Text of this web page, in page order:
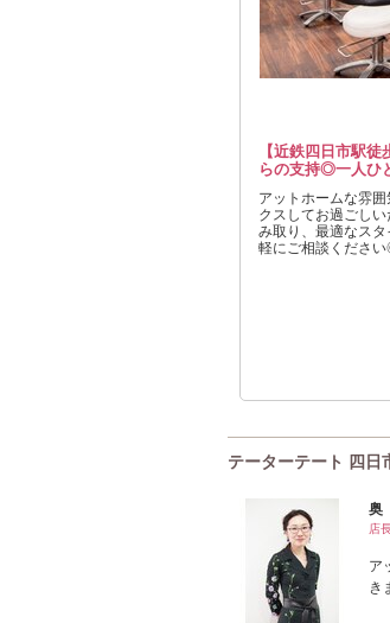
【近鉄四日市駅
らの支持◎一人ひ
アットホームな雰
クスしてお過ごし
み取り、最適なス
軽にご相談くださ
テーターテート 四
奥
店
ア
き